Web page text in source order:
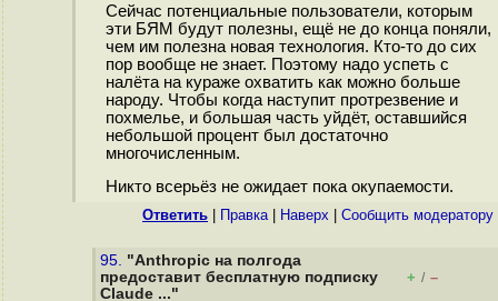
Сейчас потенциальные пользователи, которым
эти БЯМ будут полезны, ещё не до конца поняли,
чем им полезна новая технология. Кто-то до сих
пор вообще не знает. Поэтому надо успеть с
налёта на кураже охватить как можно больше
народу. Чтобы когда наступит протрезвение и
похмелье, и большая часть уйдёт, оставшийся
небольшой процент был достаточно
многочисленным.
Никто всерьёз не ожидает пока окупаемости.
Ответить Правка| Наверх Cообщить модератору
95. "Anthropic на полгода
предоставит бесплатную подписку
Claude ..."
+ / –